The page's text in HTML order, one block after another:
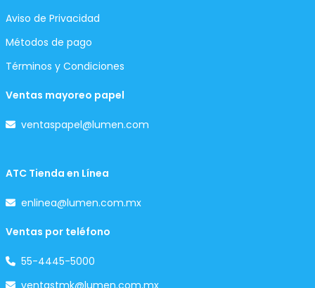
Aviso de Privacidad
Métodos de pago
Términos y Condiciones
Ventas mayoreo papel
ventaspapel@lumen.com
ATC Tienda en Línea
enlinea@lumen.com.mx
Ventas por teléfono
55-4445-5000